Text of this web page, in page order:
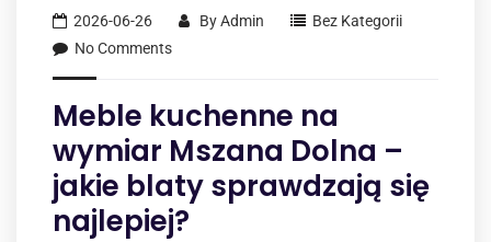
2026-06-26 ByAdmin
Bez Kategorii
No Comments
Meble kuchenne na
wymiar Mszana Dolna –
jakie blaty sprawdzają się
najlepiej?